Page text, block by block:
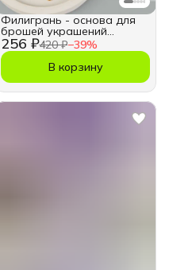
256 ₽420 ₽−39%
Филигрань - основа для
брошей украшений
рукоделия
В корзину